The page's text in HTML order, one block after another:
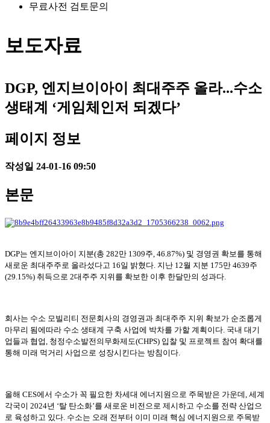
무료사전 검토문의
보도자료
DGP, 엔지브이아이 최대주주 올라...수소
생태계 ‘게임체인저 되겠다’
페이지 정보
작성일 24-01-16 09:50
본문
DGP는 엔지브이아이 지분(총 282만 1309주, 46.87%) 및 경영권 확보를 통해
새로운 최대주주로 올라섰다고 16일 밝혔다. 지난 12월 지분 175만 4639주
(29.15%) 취득으로 2대주주 지위를 확보한 이후 한달만의 성과다.
회사는 수소 모빌리티 전문회사의 경영권과 최대주주 지위 확보가 순조롭게
마무리 됨에따라 수소 생태계 구축 사업에 박차를 가할 계획이다. 국내 대기
업들과 협업, 청정수소발전의무화제도(CHPS) 입찰 및 프로젝트 참여 확대를
통해 미래 먹거리 사업으로 성장시킨다는 방침이다.
올해 CES에서 수소가 꼭 필요한 차세대 에너지원으로 주목받은 가운데, 세계
각국이 2024년 ‘탈 탄소화’를 새로운 비전으로 제시하고 수소를 전략 산업으
로 육성하고 있다. 수소는 오래 전부터 이미 미래 핵심 에너지원으로 주목받